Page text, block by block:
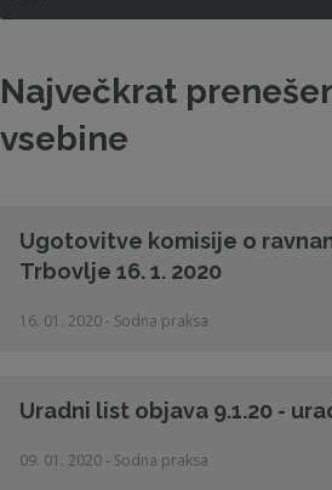
Največkrat
vsebine
Ugotovitve komisije o
Trbovlje 16. 1. 2020
16. 01. 2020 - Sodna praksa
Uradni list objava 9.1.20 -
09. 01. 2020 - Sodna praksa